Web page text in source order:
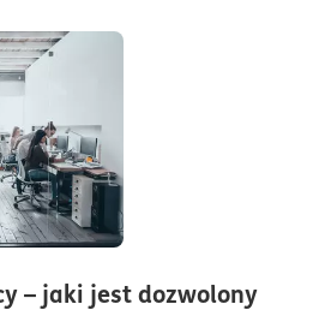
– jaki jest dozwolony
z tagiem:#prawo